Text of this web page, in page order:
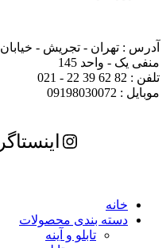
آدرس : تهران - تجریش -
منفی یک - واحد 145
تلفن : 82 62 39 22 - 021
موبایل : 09198030072
خانه
دسته بندی محصولات
تابلو و آینه